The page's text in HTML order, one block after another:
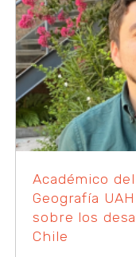
Académico
Geografía
sobre los
Chile